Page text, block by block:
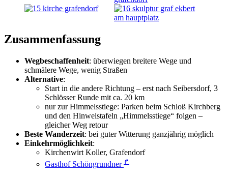
Zusammenfassung
Wegbeschaffenheit: überwiegen breitere Wege und
schmälere Wege, wenig Straßen
Alternative:
Start in die andere Richtung – erst nach Seibersdorf, 3
Schlösser Runde mit ca. 20 km
nur zur Himmelsstiege: Parken beim Schloß Kirchberg
und den Hinweistafeln „Himmelsstiege“ folgen –
gleicher Weg retour
Beste Wanderzeit: bei guter Witterung ganzjährig möglich
Einkehrmöglichkeit:
Kirchenwirt Koller, Grafendorf
Gasthof Schöngrundner ↱